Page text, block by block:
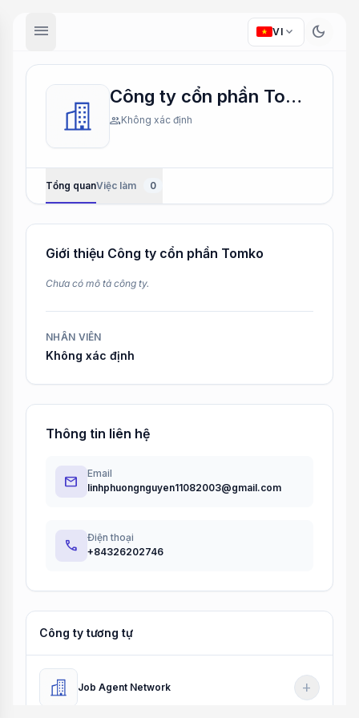
menu VI expand_more dark_mode
Công ty cổn phần Tomko
groupKhông xác định
Tổng quanViệc làm 0
Giới thiệu Công ty cổn phần Tomko
Chưa có mô tả công ty.
NHÂN VIÊN
Không xác định
Thông tin liên hệ
email
Email
linhphuongnguyen11082003@gmail.com
phone
Điện thoại
+84326202746
Công ty tương tự
Job Agent Network add